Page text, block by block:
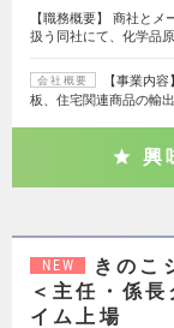
【職務概要】 商社と
扱う同社にて、化学品
会社概要
【事業内
板、住宅関連商品の輸
興
NEW
きのこ
＜主任・係
イム上場